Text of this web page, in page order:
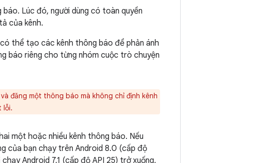
Lúc đó, người dùng có toàn quyền
của kênh.
thể tạo các kênh thông báo để phản ánh
báo riêng cho từng nhóm cuộc trò chuyện
đăng một thông báo mà không chỉ định kênh
lỗi.
một hoặc nhiều kênh thông báo. Nếu
của bạn chạy trên Android 8.0 (cấp độ
Android 7.1 (cấp độ API 25) trở xuống.